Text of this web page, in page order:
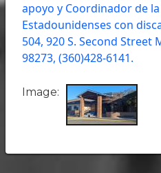
apoyo y Coordinador de
Estadounidenses con
504, 920 S. Second Street
98273, (360)428-6141.
Image